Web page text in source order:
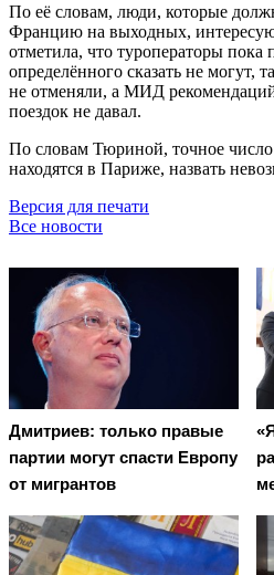
По её словам, люди, которые
Францию на выходных,
отметила, что туроператоры пока
определённого сказать не могут,
не отменяли, а МИД
поездок не давал.
По словам Тюриной, точное число
находятся в Париже, назвать
Версия для печати
Все новости
Дмитриев: только правые
партии могут спасти Европу
от мигрантов